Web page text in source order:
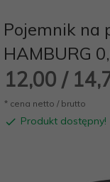
Pojemnik na
HAMBURG
12,00 /
* cena netto / brutto
Produkt dostępny!